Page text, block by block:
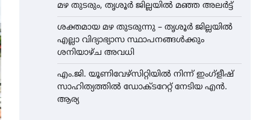
മഴ തുടരും, തൃശൂർ ജില്ലയിൽ മഞ്ഞ അലർട്ട്
ശക്തമായ മഴ തുടരുന്നു – തൃശൂർ ജില്ലയിൽ
എല്ലാ വിദ്യാഭ്യാസ സ്ഥാപനങ്ങൾക്കും
ശനിയാഴ്ച അവധി
എം.ജി. യൂണിവേഴ്‌സിറ്റിയിൽ നിന്ന് ഇംഗ്ളീഷ്
സാഹിത്യത്തിൽ ഡോക്ടറേറ്റ് നേടിയ എൻ.
ആര്യ